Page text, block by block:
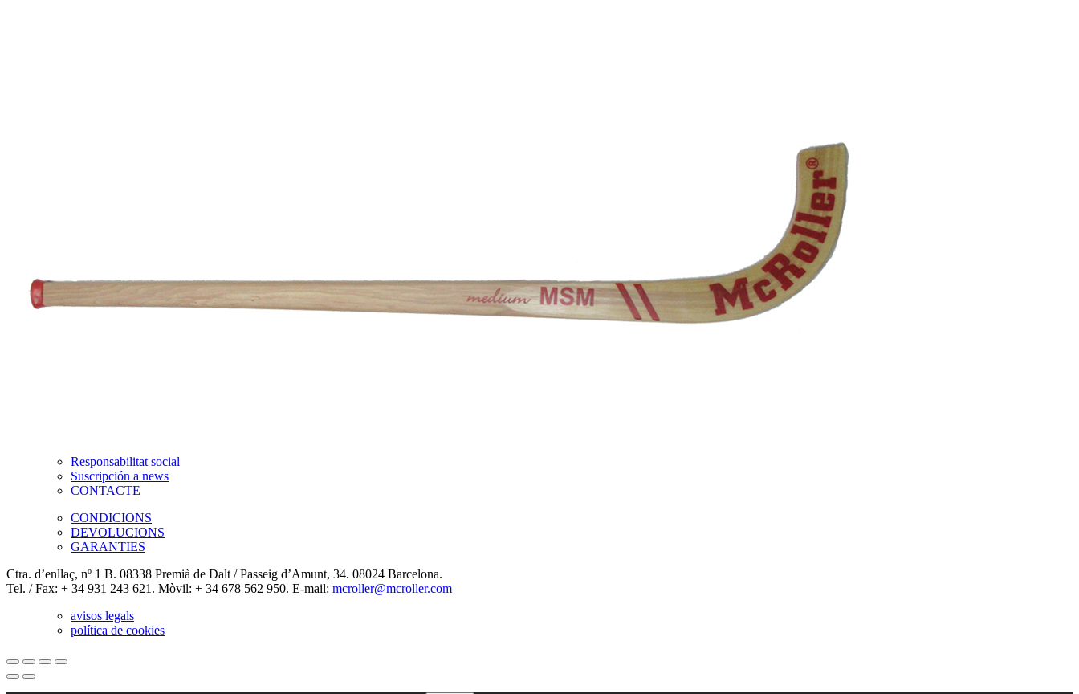
Responsabilitat social
Suscripción a news
CONTACTE
CONDICIONS
DEVOLUCIONS
GARANTIES
Ctra. d’enllaç, nº 1 B. 08338 Premià de Dalt / Passeig d’Amunt, 34. 08024 Barcelona.
Tel. / Fax: + 34 931 243 621. Mòvil: + 34 678 562 950. E-mail: mcroller@mcroller.com
avisos legals
política de cookies